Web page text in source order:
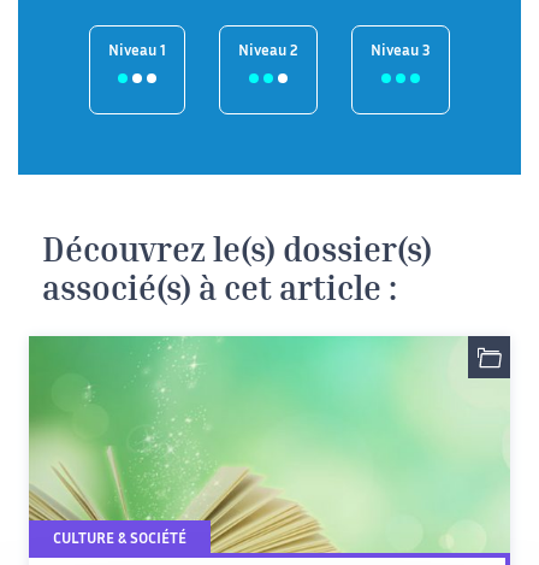
Niveau 1 Niveau 2 Niveau 3
Découvrez le(s) dossier(s)
associé(s) à cet article :
CULTURE & SOCIÉTÉ